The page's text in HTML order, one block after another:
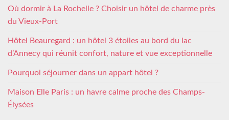
Où dormir à La Rochelle ? Choisir un hôtel de charme près
du Vieux-Port
Hôtel Beauregard : un hôtel 3 étoiles au bord du lac
d’Annecy qui réunit confort, nature et vue exceptionnelle
Pourquoi séjourner dans un appart hôtel ?
Maison Elle Paris : un havre calme proche des Champs-
Élysées